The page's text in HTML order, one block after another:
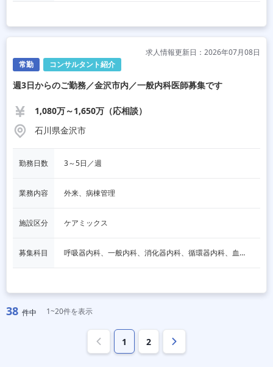
常勤 コンサルタント紹介
求人情報更新日：2026年07月08日
週3日からのご勤務／金沢市内／一般内科医師募集です
1,080万～1,650万（応相談）
石川県金沢市
勤務日数 3～5日／週
業務内容 外来、病棟管理
施設区分 ケアミックス
募集科目 呼吸器内科、一般内科、消化器内科、循環器内科、血液内科、脳神経内科、内分泌内科、老人内科、その他
38 件中 1~20件を表示
1 2